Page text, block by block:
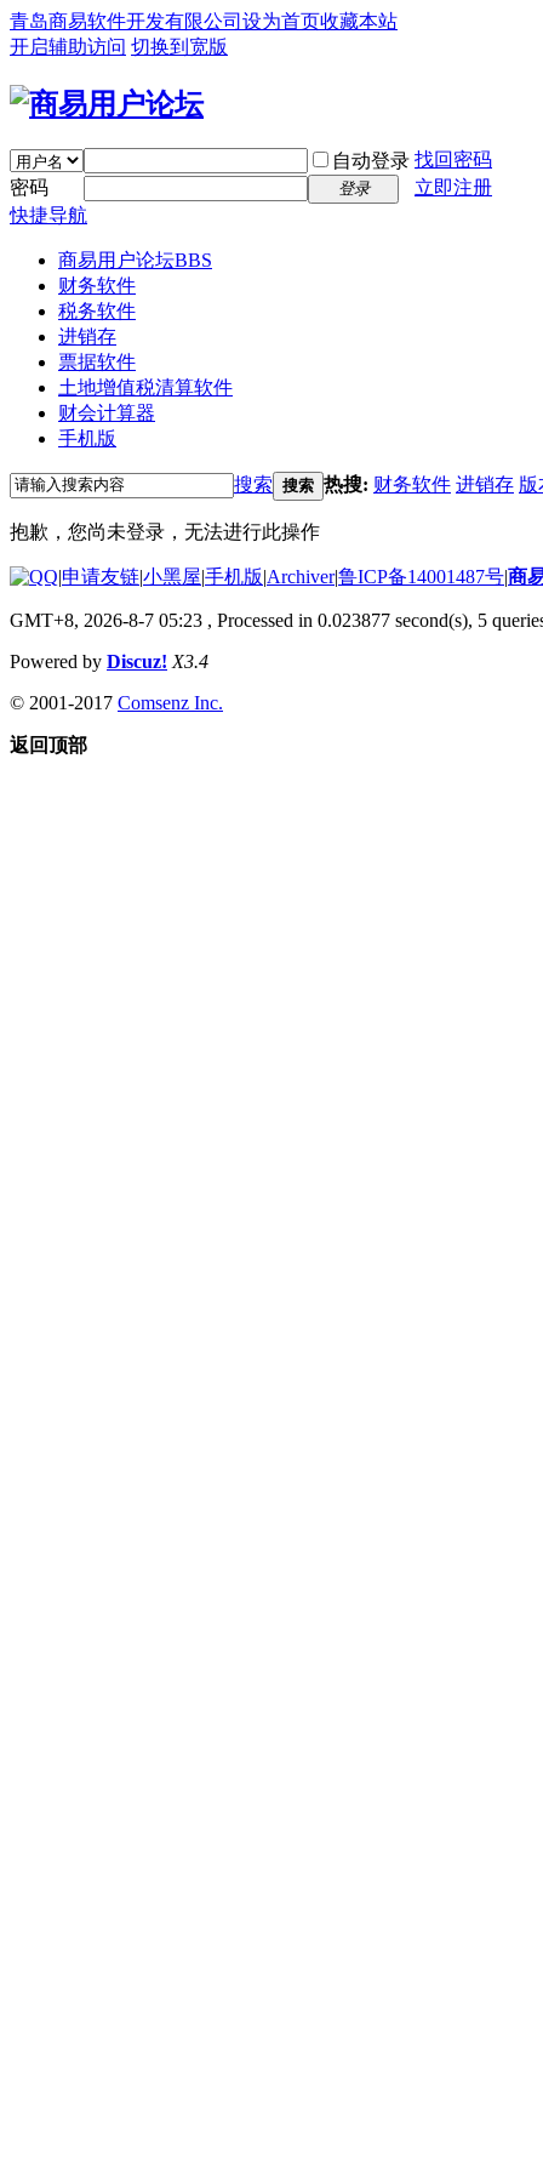
青岛商易软件开发有限公司 设为首页收藏本站
开启辅助访问 切换到宽版
自动登录 找回密码
密码
登录
立即注册
快捷导航
商易用户论坛BBS
财务软件
税务软件
进销存
票据软件
土地增值税清算软件
财会计算器
手机版
搜索 搜索 热搜: 财务软件 进销存 版
抱歉，您尚未登录，无法进行此操作
|申请友链|小黑屋|手机版|Archiver|鲁ICP备14001487号|商
GMT+8, 2026-8-7 05:23 , Processed in 0.023877 second(s), 5
Powered by Discuz! X3.4
© 2001-2017 Comsenz Inc.
返回顶部